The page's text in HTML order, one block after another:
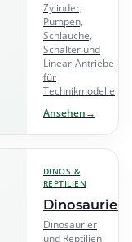
Zylinder,
Pumpen,
Schläuche,
Schalter und
Linear-Antriebe
für
Technikmodelle
Ansehen →
DINOS &
REPTILIEN
Dinosaurier
Dinosaurier
und Reptilien